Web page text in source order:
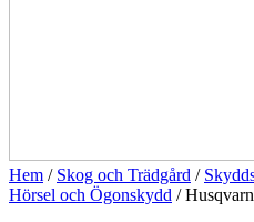
Hem / Skog och Trädgård /
Hörsel och Ögonskydd /